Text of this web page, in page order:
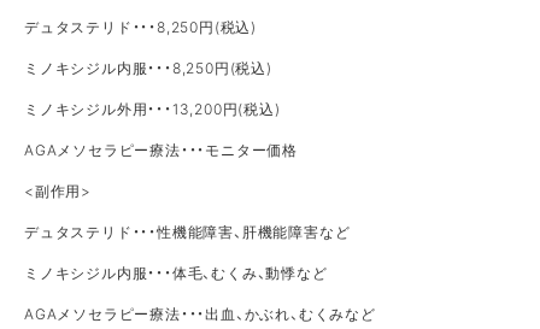
デュタステリド・・・8,250円(税込)
ミノキシジル内服・・・8,250円(税込)
ミノキシジル外用・・・13,200円(税込)
AGAメソセラピー療法・・・モニター価格
<副作用>
デュタステリド・・・性機能障害、肝機能障害など
ミノキシジル内服・・・体毛、むくみ、動悸など
AGAメソセラピー療法・・・出血、かぶれ、むくみなど